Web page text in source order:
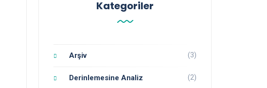
Kategoriler
Arşiv (3)
Derinlemesine Analiz (2)